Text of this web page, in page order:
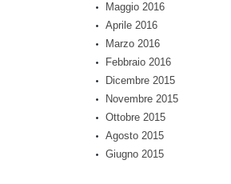
Maggio 2016
Aprile 2016
Marzo 2016
Febbraio 2016
Dicembre 2015
Novembre 2015
Ottobre 2015
Agosto 2015
Giugno 2015